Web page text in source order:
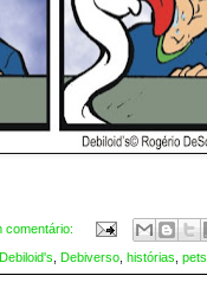
comentário:
Debiloid's Debiverso histórias pets